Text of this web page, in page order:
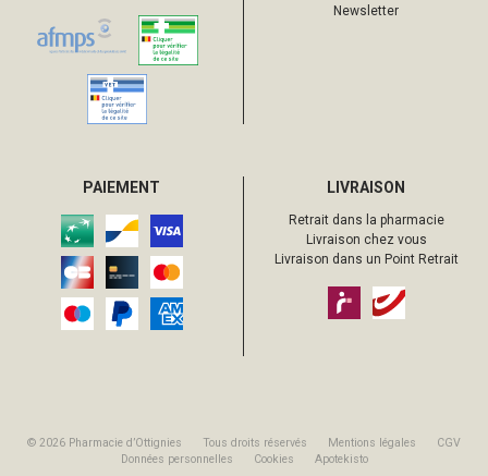
Newsletter
PAIEMENT LIVRAISON
Retrait dans la pharmacie
Livraison chez vous
Livraison dans un Point Retrait
© 2026 Pharmacie d’Ottignies Tous droits réservés Mentions légales
CGV
Données personnelles
Cookies Apotekisto